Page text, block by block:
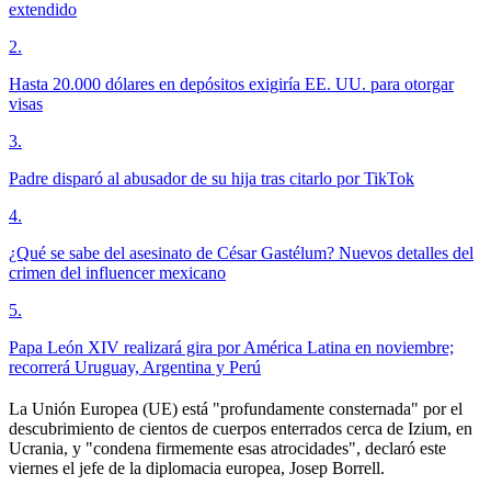
extendido
2.
Hasta 20.000 dólares en depósitos exigiría EE. UU. para otorgar
visas
3.
Padre disparó al abusador de su hija tras citarlo por TikTok
4.
¿Qué se sabe del asesinato de César Gastélum? Nuevos detalles del
crimen del influencer mexicano
5.
Papa León XIV realizará gira por América Latina en noviembre;
recorrerá Uruguay, Argentina y Perú
La Unión Europea (UE) está "profundamente consternada" por el
descubrimiento de cientos de cuerpos enterrados cerca de Izium, en
Ucrania, y "condena firmemente esas atrocidades", declaró este
viernes el jefe de la diplomacia europea, Josep Borrell.